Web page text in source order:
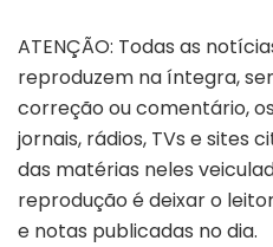
ATENÇÃO: Todas as
reproduzem na íntegra,
correção ou comentário,
jornais, rádios, TVs e sites
das matérias neles
reprodução é deixar o
e notas publicadas no dia.